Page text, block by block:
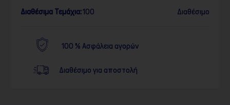
Διαθέσιμα Τεμάχια:100 Διαθέσιμο
100 % Ασφάλεια αγορών
Διαθέσιμο για αποστολή